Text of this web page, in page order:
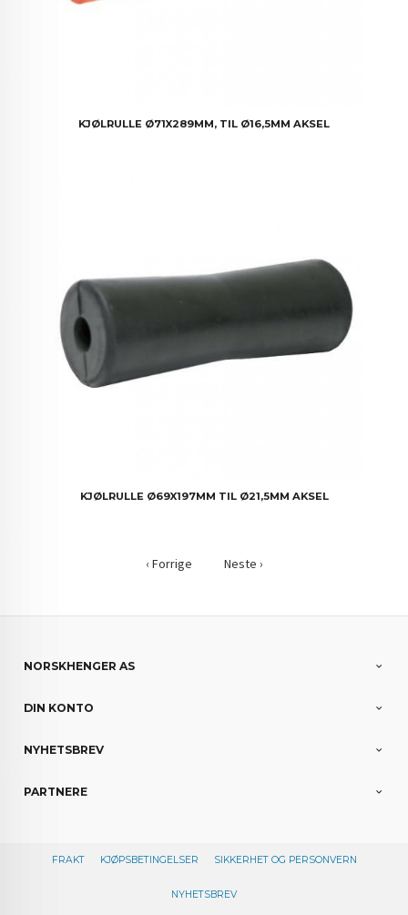
KJØLRULLE Ø71X289MM, TIL Ø16,5MM AKSEL
KJØLRULLE Ø69X197MM TIL Ø21,5MM AKSEL
‹ Forrige Neste ›
NORSKHENGER AS
DIN KONTO
NYHETSBREV
PARTNERE
FRAKT KJØPSBETINGELSER SIKKERHET OG PERSONVERN
NYHETSBREV